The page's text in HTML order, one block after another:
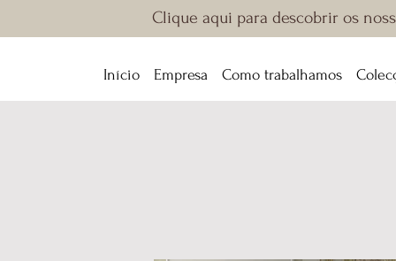
Clique aqui para descobrir os
Início Empresa Como trabalhamos